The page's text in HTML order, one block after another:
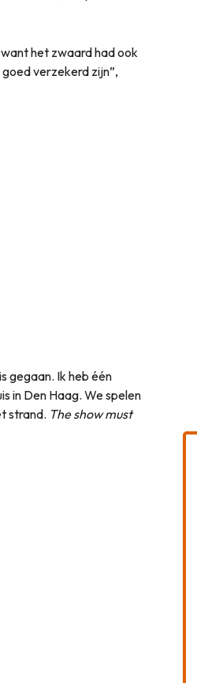
het zwaard had ook
verzekerd zijn”,
gegaan. Ik heb één
in Den Haag. We spelen
strand. The show must